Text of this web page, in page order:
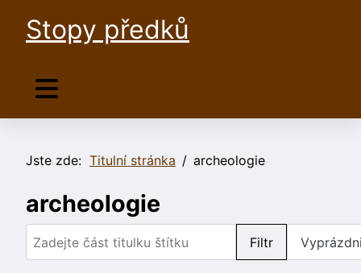
Stopy předků
Jste zde: Titulní stránka archeologie
archeologie
Zadejte část titulku štítku
Filtr